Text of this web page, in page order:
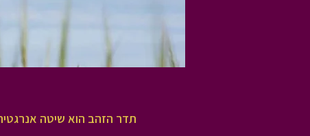
תדר הזהב הוא שיטה אנרגטית